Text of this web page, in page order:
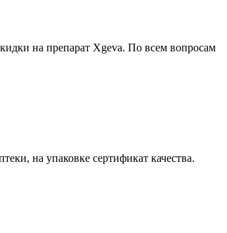
на препарат Xgeva. По всем вопросам
на упаковке сертификат качества.